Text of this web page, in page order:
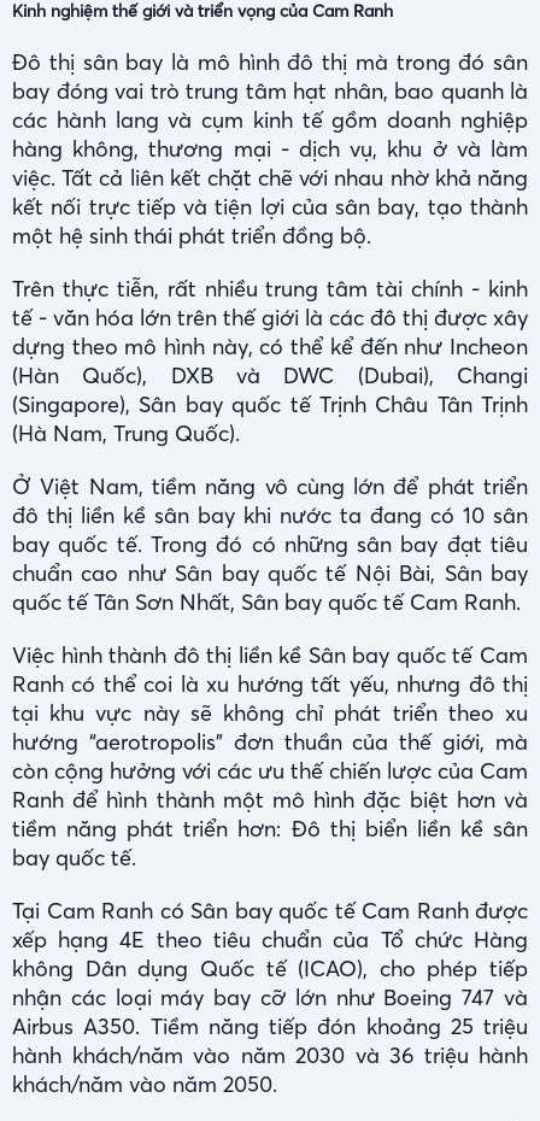
Kinh nghiệm thế giới và triển vọng của Cam Ranh
Đô thị sân bay là mô hình đô thị mà trong đó sân
bay đóng vai trò trung tâm hạt nhân, bao quanh là
các hành lang và cụm kinh tế gồm doanh nghiệp
hàng không, thương mại - dịch vụ, khu ở và làm
việc. Tất cả liên kết chặt chẽ với nhau nhờ khả năng
kết nối trực tiếp và tiện lợi của sân bay, tạo thành
một hệ sinh thái phát triển đồng bộ.
Trên thực tiễn, rất nhiều trung tâm tài chính - kinh
tế - văn hóa lớn trên thế giới là các đô thị được xây
dựng theo mô hình này, có thể kể đến như Incheon
(Hàn Quốc), DXB và DWC (Dubai), Changi
(Singapore), Sân bay quốc tế Trịnh Châu Tân Trịnh
(Hà Nam, Trung Quốc).
Ở Việt Nam, tiềm năng vô cùng lớn để phát triển
đô thị liền kề sân bay khi nước ta đang có 10 sân
bay quốc tế. Trong đó có những sân bay đạt tiêu
chuẩn cao như Sân bay quốc tế Nội Bài, Sân bay
quốc tế Tân Sơn Nhất, Sân bay quốc tế Cam Ranh.
Việc hình thành đô thị liền kề Sân bay quốc tế Cam
Ranh có thể coi là xu hướng tất yếu, nhưng đô thị
tại khu vực này sẽ không chỉ phát triển theo xu
hướng “aerotropolis” đơn thuần của thế giới, mà
còn cộng hưởng với các ưu thế chiến lược của Cam
Ranh để hình thành một mô hình đặc biệt hơn và
tiềm năng phát triển hơn: Đô thị biển liền kề sân
bay quốc tế.
Tại Cam Ranh có Sân bay quốc tế Cam Ranh được
xếp hạng 4E theo tiêu chuẩn của Tổ chức Hàng
không Dân dụng Quốc tế (ICAO), cho phép tiếp
nhận các loại máy bay cỡ lớn như Boeing 747 và
Airbus A350. Tiềm năng tiếp đón khoảng 25 triệu
hành khách/năm vào năm 2030 và 36 triệu hành
khách/năm vào năm 2050.